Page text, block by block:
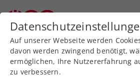
Zurück zur Newsübersicht
Turniere
Auf unserer Webseite werden
davon werden zwingend benötigt,
ermöglichen, Ihre Nutzererfahrung
zu verbessern.